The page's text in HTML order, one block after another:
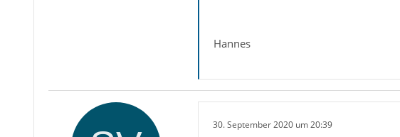
Hannes
30. September 2020 um 20:39